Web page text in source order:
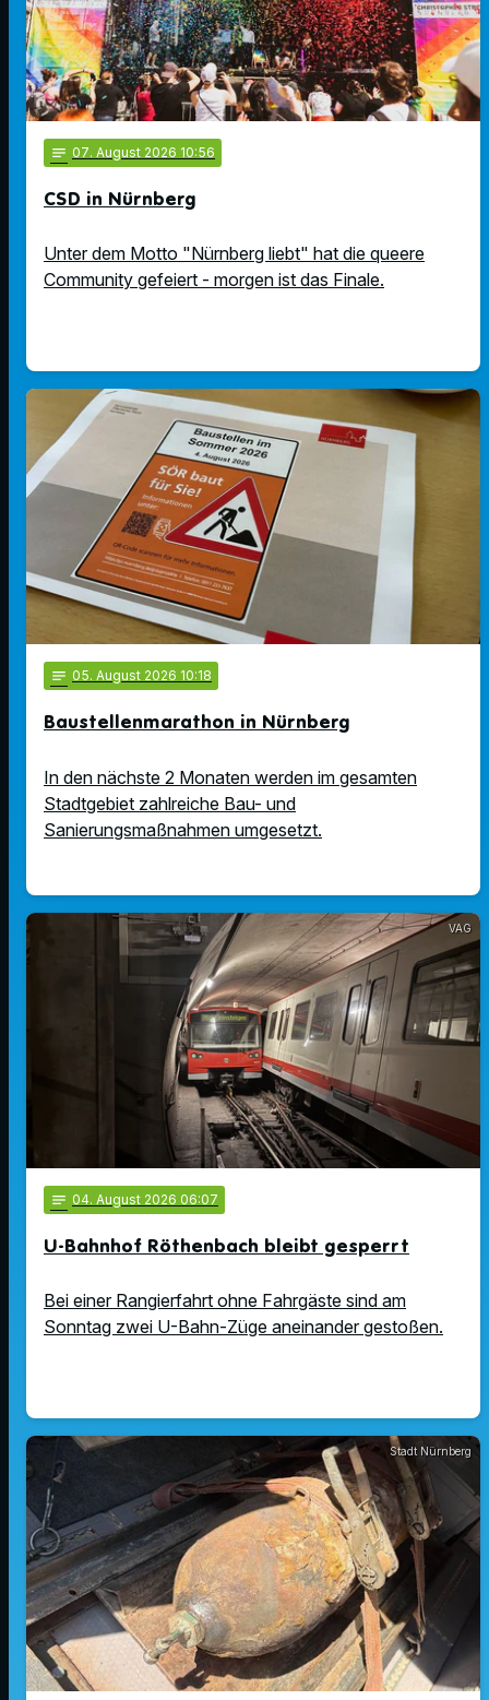
notes 07. August 2026 10:56
CSD in Nürnberg
Unter dem Motto "Nürnberg liebt" hat die queere
Community gefeiert - morgen ist das Finale.
notes 05. August 2026 10:18
Baustellenmarathon in Nürnberg
In den nächste 2 Monaten werden im gesamten
Stadtgebiet zahlreiche Bau- und
Sanierungsmaßnahmen umgesetzt.
VAG
notes 04. August 2026 06:07
U-Bahnhof Röthenbach bleibt gesperrt
Bei einer Rangierfahrt ohne Fahrgäste sind am
Sonntag zwei U-Bahn-Züge aneinander gestoßen.
Stadt Nürnberg